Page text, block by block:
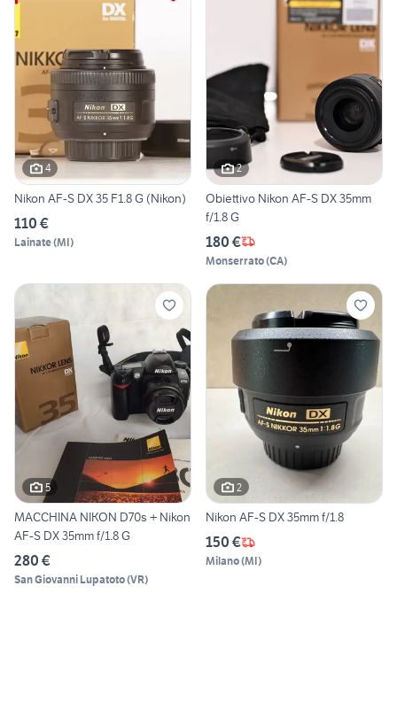
4
Nikon AF-S DX 35 F1.8 G (Nikon)
110 €
Lainate(MI)
2
Obiettivo Nikon AF-S DX 35mm
f/1.8 G
180 €
Monserrato(CA)
5
MACCHINA NIKON D70s + Nikon
AF-S DX 35mm f/1.8 G
280 €
San Giovanni Lupatoto(VR)
2
Nikon AF-S DX 35mm f/1.8
150 €
Milano(MI)